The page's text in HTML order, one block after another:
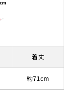
着丈
約71cm